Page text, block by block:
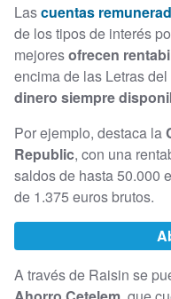
Lascuentas
de los tipos de interés
mejoresofrecen
encima de las Letras
dinero siempre
Por ejemplo, destaca la
Republic, con una
saldos de hasta 50.000
de 1.375 euros brutos.
A través de Raisin se